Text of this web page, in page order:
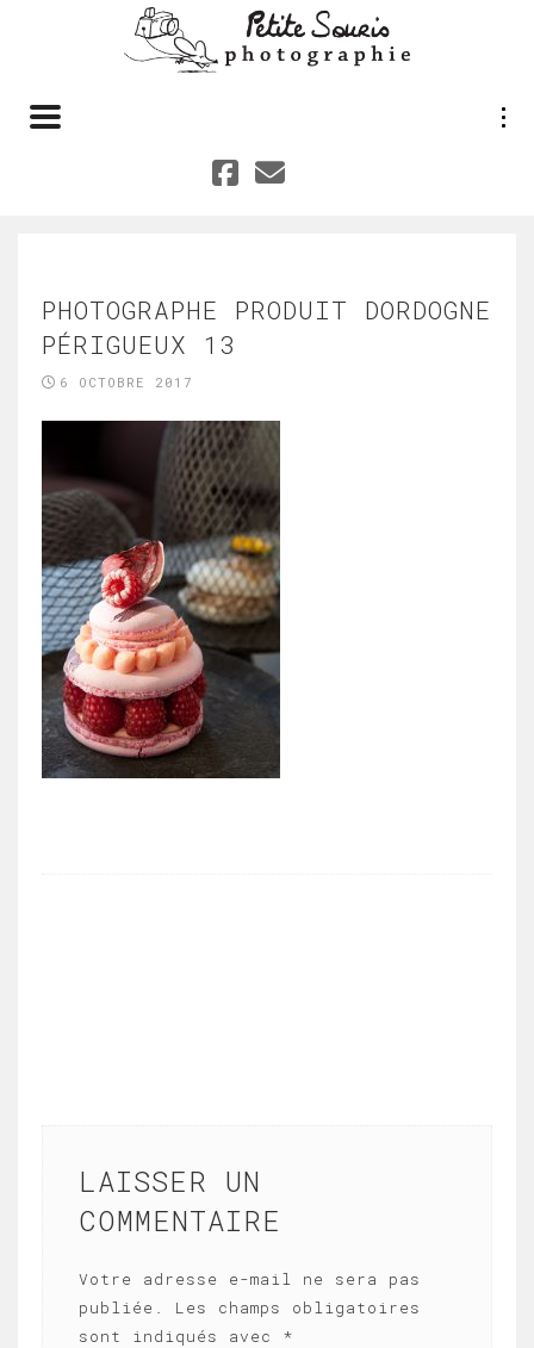
Toggle navigation
PHOTOGRAPHE PRODUIT DORDOGNE
PÉRIGUEUX 13
6 OCTOBRE 2017
LAISSER UN
COMMENTAIRE
Votre adresse e-mail ne sera pas
publiée.
Les champs obligatoires
sont indiqués avec *